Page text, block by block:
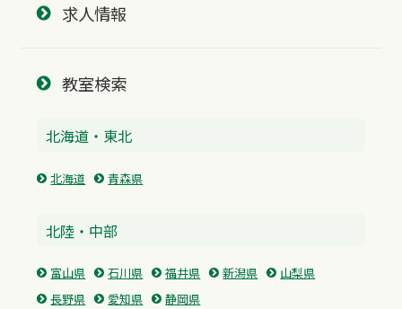
求人情報
教室検索
北海道・東北
北海道 青森県
北陸・中部
富山県 石川県 福井県 新潟県
山梨県
長野県
愛知県 静岡県